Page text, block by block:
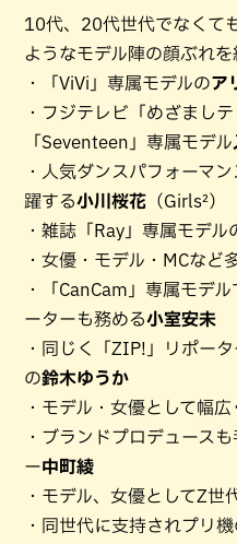
10代、20代世代でなくて
ようなモデル陣の顔ぶれを
・「ViVi」専属モデルのア
・フジテレビ「めざまし
「Seventeen」専属モデル
・人気ダンスパフォーマ
躍する小川桜花 （Girls²）
・雑誌「Ray」専属モデル
・女優・モデル・MCなど
・「CanCam」専属モデ
ーターも務める小室安未
・同じく「ZIP!」リポー
の鈴木ゆうか
・モデル・女優として幅
・ブランドプロデュース
ー中町綾
・モデル、女優としてZ世
・同世代に支持されプリ